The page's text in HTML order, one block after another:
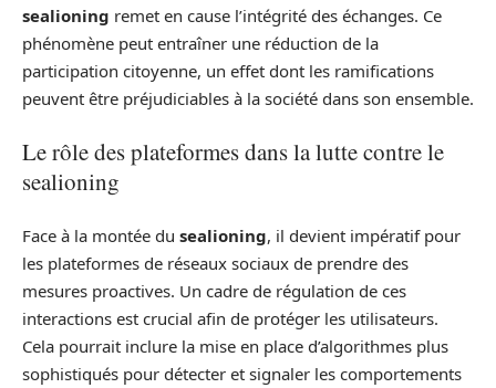
sealioning remet en cause l’intégrité des échanges. Ce
phénomène peut entraîner une réduction de la
participation citoyenne, un effet dont les ramifications
peuvent être préjudiciables à la société dans son ensemble.
Le rôle des plateformes dans la lutte contre le
sealioning
Face à la montée du sealioning, il devient impératif pour
les plateformes de réseaux sociaux de prendre des
mesures proactives. Un cadre de régulation de ces
interactions est crucial afin de protéger les utilisateurs.
Cela pourrait inclure la mise en place d’algorithmes plus
sophistiqués pour détecter et signaler les comportements